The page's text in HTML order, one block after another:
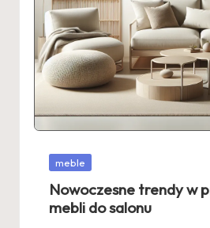
Posted
meble
Nowoczesne trendy w
mebli do salonu